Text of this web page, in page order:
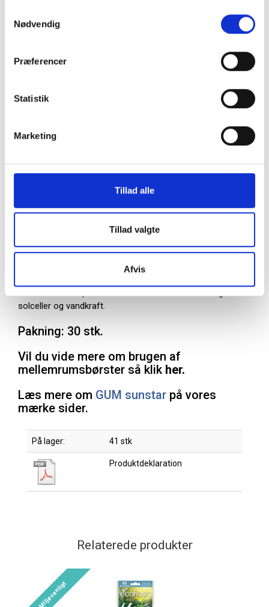
Nødvendig
Præferencer
Statistik
Marketing
Tillad alle
Tillad valgte
Afvis
Kan bruges med én hånd – også for personer med
nedsat mobilitet
Bevæg den blidt frem og tilbage 2–3 gange
Ved daglig brug reducerer Soft-Picks risikoen for
Dig med tætte tænder eller små mellemrum
tandkødsproblemer
Implantater, broer eller ortodontiske apparaturer
Ældre og personer med nedsat finmotorik
solceller og vandkraft.
Pakning: 30 stk.
Vil du vide mere om brugen af
mellemrumsbørster så klik her.
Læs mere om GUM sunstar på vores
mærke sider.
På lager: 41 stk
Produktdeklaration
Relaterede produkter